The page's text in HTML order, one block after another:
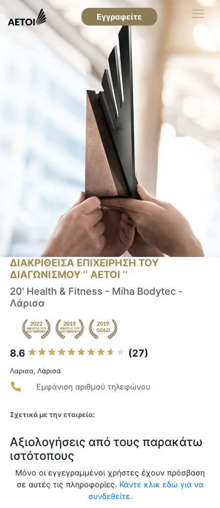
Εγγραφείτε
ΔΙΑΚΡΙΘΕΙΣΑ ΕΠΙΧΕΙΡΗΣΗ ΤΟΥ
ΔΙΑΓΩΝΙΣΜΟΥ ‘’ ΑΕΤΟΙ ‘’
20' Health & Fitness - Miha Bodytec -
Λάρισα
8.6 (27)
Λαρισα, Λάρισα
Εμφάνιση αριθμού τηλεφώνου
Σχετικά με την εταιρεία:
Αξιολογήσεις από τους παρακάτω
ιστότοπους
Μόνο οι εγγεγραμμένοι χρήστες έχουν πρόσβαση
σε αυτές τις πληροφορίες. Κάντε κλικ εδώ για να
συνδεθείτε.